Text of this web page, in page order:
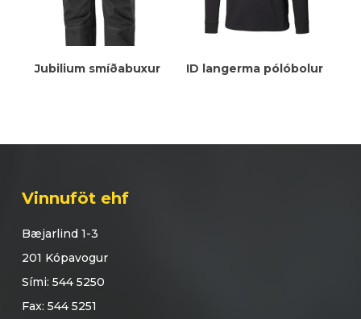
Meiri Upplýsingar
Jubilium smíðabuxur Meiri Upplýsingar
ID langerma pólóbolur
Vinnuföt ehf
Bæjarlind 1-3
201 Kópavogur
Sími: 544 5250
Fax: 544 5251